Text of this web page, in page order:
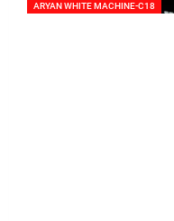
ARYAN WHITE MACHINE-C18